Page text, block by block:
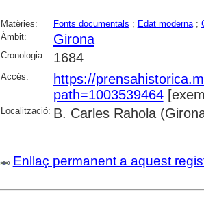
Matèries: Fonts documentals ; Edat moderna;
Àmbit:
Girona
Cronologia: 1684
Accés:
https://
path=1003539464
Localització: B. Carles Rahola
Enllaç permanent a aquest